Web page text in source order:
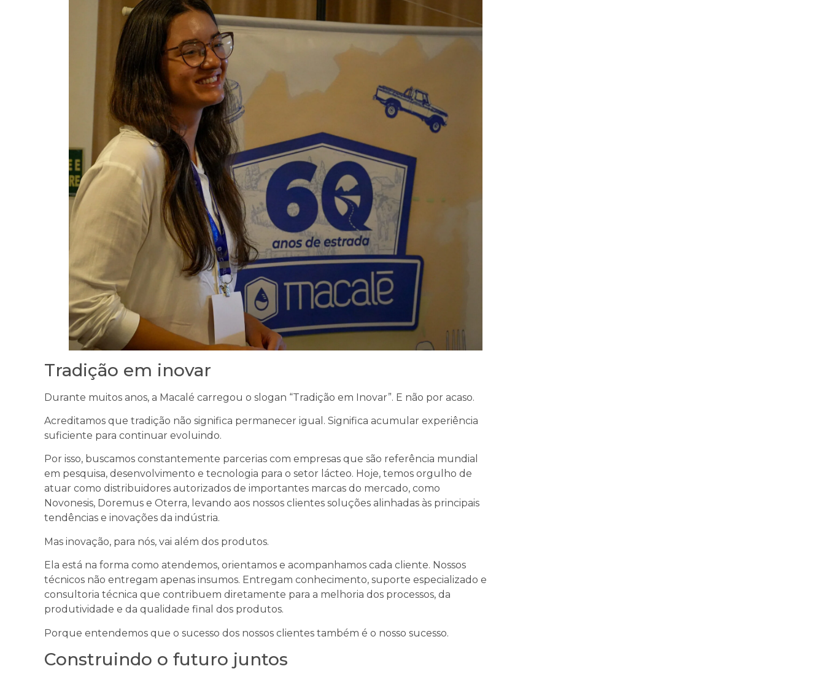
Tradição em inovar
Durante muitos anos, a Macalé carregou o slogan “Tradição em Inovar”. E não por acaso.
Acreditamos que tradição não significa permanecer igual. Significa acumular experiência
suficiente para continuar evoluindo.
Por isso, buscamos constantemente parcerias com empresas que são referência mundial
em pesquisa, desenvolvimento e tecnologia para o setor lácteo. Hoje, temos orgulho de
atuar como distribuidores autorizados de importantes marcas do mercado, como
Novonesis, Doremus e Oterra, levando aos nossos clientes soluções alinhadas às principais
tendências e inovações da indústria.
Mas inovação, para nós, vai além dos produtos.
Ela está na forma como atendemos, orientamos e acompanhamos cada cliente. Nossos
técnicos não entregam apenas insumos. Entregam conhecimento, suporte especializado e
consultoria técnica que contribuem diretamente para a melhoria dos processos, da
produtividade e da qualidade final dos produtos.
Porque entendemos que o sucesso dos nossos clientes também é o nosso sucesso.
Construindo o futuro juntos